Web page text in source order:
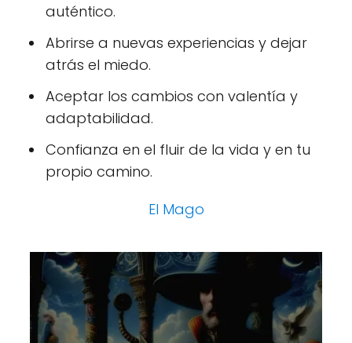
auténtico.
Abrirse a nuevas experiencias y dejar
atrás el miedo.
Aceptar los cambios con valentía y
adaptabilidad.
Confianza en el fluir de la vida y en tu
propio camino.
El Mago